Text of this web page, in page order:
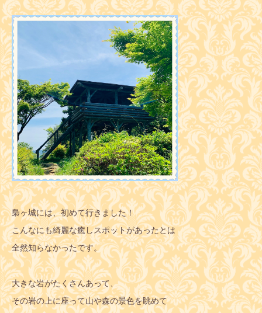
梟ヶ城には、初めて行きました！
こんなにも綺麗な癒しスポットがあったとは
全然知らなかったです。
大きな岩がたくさんあって、
その岩の上に座って山や森の景色を眺めて